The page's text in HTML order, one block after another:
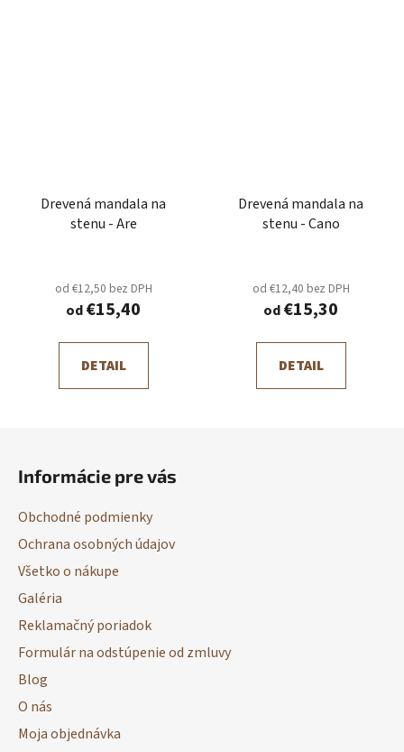
Drevená mandala na
stenu - Are
od €12,50 bez DPH
od€15,40
DETAIL
Drevená mandala na
stenu - Cano
od €12,40 bez DPH
od€15,30
DETAIL
Informácie pre vás
Obchodné podmienky
Ochrana osobných údajov
Všetko o nákupe
Galéria
Reklamačný poriadok
Formulár na odstúpenie od zmluvy
Blog
O nás
Moja objednávka